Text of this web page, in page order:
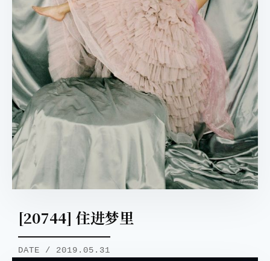
[20744] 住进梦里
DATE / 2019.05.31